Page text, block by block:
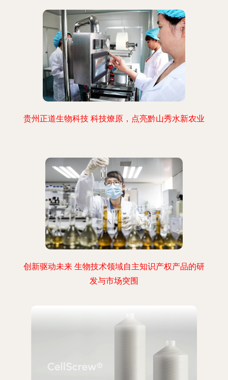
贵州正道生物科技 科技燎原，点亮黔山秀水新农业
创新驱动未来 生物技术领域自主知识产权产品的研
发与市场突围